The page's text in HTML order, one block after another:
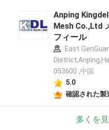
Anping
Mesh Co.,Ltd
フィール
East
053600 ,中国
5.0
確認された製
多くを